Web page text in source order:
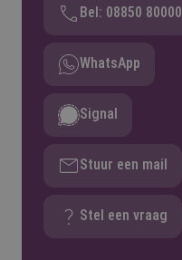
Bel: 08850 80000
WhatsApp
Signal
Stuur een mail
Stel een vraag